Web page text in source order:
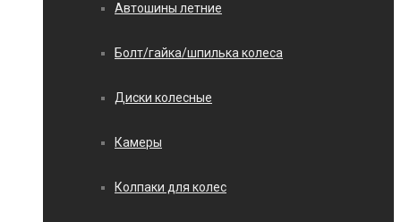
Автошины летние
Болт/гайка/шпилька колеса
Диски колесные
Камеры
Колпаки для колес